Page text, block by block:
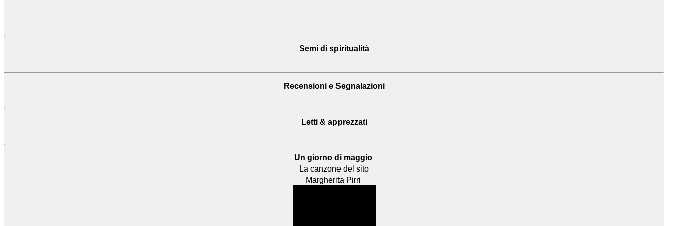
Semi di spiritualità
Recensioni e Segnalazioni
Letti & apprezzati
Un giorno di maggio
La canzone del sito
Margherita Pirri